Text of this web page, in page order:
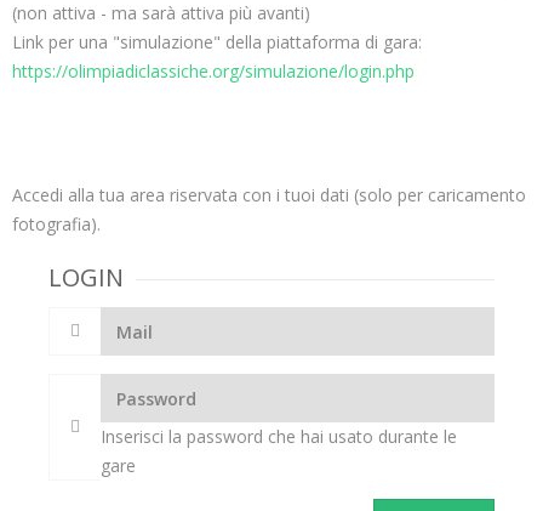
(non attiva - ma sarà attiva più avanti)
Link per una "simulazione" della piattaforma di gara:
https://olimpiadiclassiche.org/simulazione/login.php
Accedi alla tua area riservata con i tuoi dati (solo per caricamento
fotografia).
LOGIN
Inserisci la password che hai usato durante le
gare